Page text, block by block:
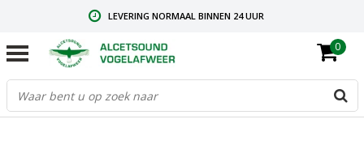
LEVERING NORMAAL BINNEN 24 UUR
GRATIS VERZENDING VANAF € 59,00
CONTACT: +31.73.2032137
0